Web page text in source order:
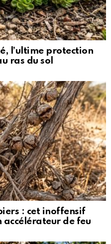
l’ultime protection
ras du sol
: cet inoffensif
accélérateur de feu